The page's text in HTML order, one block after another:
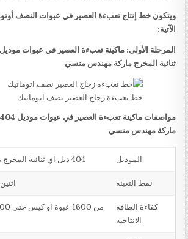
ويتكون خط إنتاج تعبءة العصير في عبوات النصف
الآتية:
ثنائية المخرج ماركة مهندس منسي
خط تعبءة زجاج العصير نصف اتوماتيك
ماركة مهندس منسي
الموديل 404 دبل اي ثنائية المخرج ماركة مهندس منسي
نمط التعبئة
كفاءة الطاقه
الانتاجية